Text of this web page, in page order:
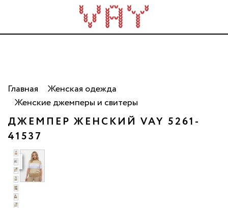
Трикотаж для всей семьи. Сделано в России. Опт
от 5 000 рублей.
Главная
Женская одежда
Женские джемперы и свитеры
ДЖЕМПЕР ЖЕНСКИЙ VAY 5261-
41537